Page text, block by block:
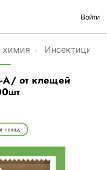
Войти
химия Инсектициды
от клещей
назад